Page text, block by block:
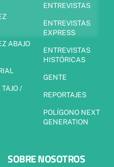
ABAJO
/
ENTREVISTAS
ENTREVISTAS
EXPRESS
ENTREVISTAS
HISTÓRICAS
GENTE
REPORTAJES
POLÍGONO NEXT
GENERATION
SOBRE NOSOTROS